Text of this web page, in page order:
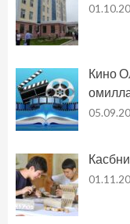
Кино